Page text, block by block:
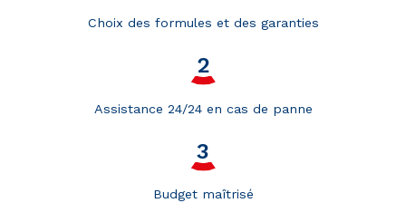
Choix des formules et des garanties
Assistance 24/24 en cas de panne
Budget maîtrisé